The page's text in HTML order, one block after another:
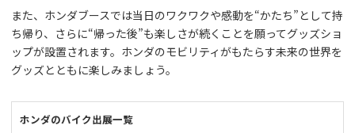
また、ホンダブースでは当日のワクワクや感動を“かたち”として持
ち帰り、さらに“帰った後”も楽しさが続くことを願ってグッズショ
ップが設置されます。ホンダのモビリティがもたらす未来の世界を
グッズとともに楽しみましょう。
ホンダのバイク出展一覧